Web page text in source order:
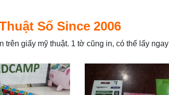
Số Since 2006
giấy mỹ thuật. 1 tờ cũng in, có thể lấy ngay